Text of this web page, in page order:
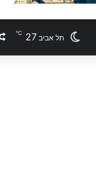
תל אביב 27
℃